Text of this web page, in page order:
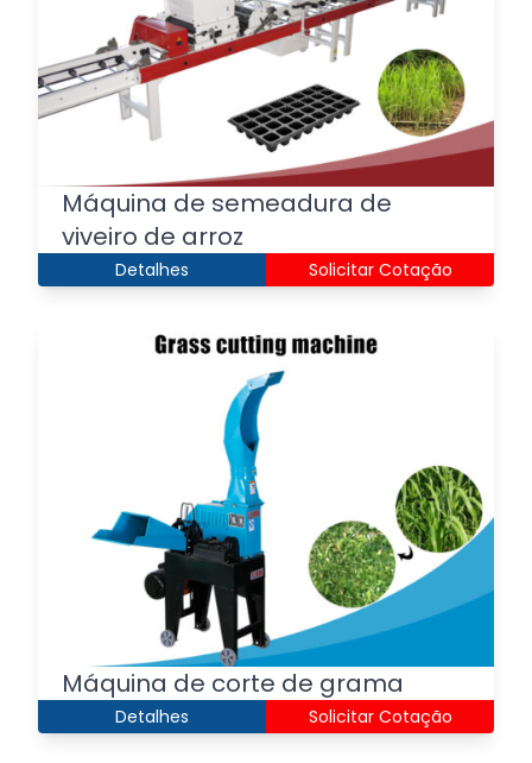
Máquina de semeadura de
viveiro de arroz
Detalhes Solicitar Cotação
Máquina de corte de grama
Detalhes Solicitar Cotação